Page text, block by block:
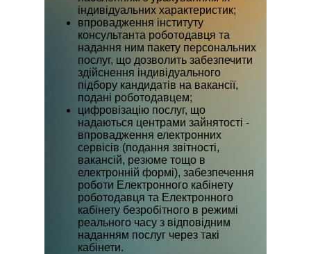
індивідуальних характеристик;
впровадження інституту
консультанта роботодавця та
надання ним пакету персональних
послуг, що дозволить забезпечити
здійснення індивідуального
підбору кандидатів на вакансії,
подані роботодавцем;
цифровізацію послуг, що
надаються центрами зайнятості -
впровадження електронних
сервісів (подання звітності,
вакансій, резюме тощо в
електронній формі), забезпечення
роботи Електронного кабінету
роботодавця та Електронного
кабінету безробітного в режимі
реального часу з відповідним
наданням послуг через такі
кабінети.